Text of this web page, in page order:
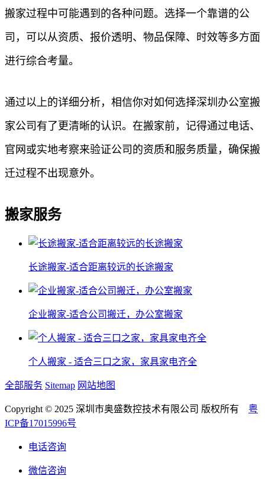
搬家过程中可能遇到的各种问题。选择一个靠谱的公
司，可以从资质、报价透明、物品保障、时效等多方面
进行综合考量。
通过以上的详细分析，相信你对如何选择深圳办公室搬
家公司有了更清晰的认识。在搬家前，记得通过电话、
官网或实地考察来验证公司的资质和服务质量，确保搬
迁过程不出现意外。
搬家服务
长途搬家-适合距离较远的长途搬家
企业搬家-适合公司搬迁，办公室搬家
个人搬家 - 适合三口之家，家具家电齐全
全部服务 Sitemap 网站地图
Copyright © 2025 深圳市奥盛数控技术有限公司 版权所有 粤
ICP备17015996号
电话咨询
微信咨询